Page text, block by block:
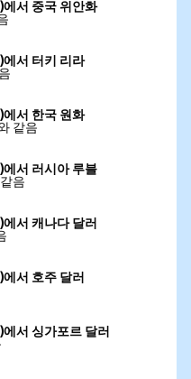
서 중국 위안화
서 터키 리라
서 한국 원화
같음
서 러시아 루블
음
서 캐나다 달러
서 호주 달러
서 싱가포르 달러